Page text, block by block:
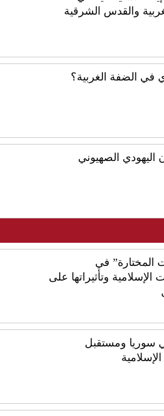
والقدس الشرقية
في الضفة الغربية؟
اليهودي الصهيوني
المختارة” في
الإسلامية وتأثيراتها على
سوريا ومستقبل